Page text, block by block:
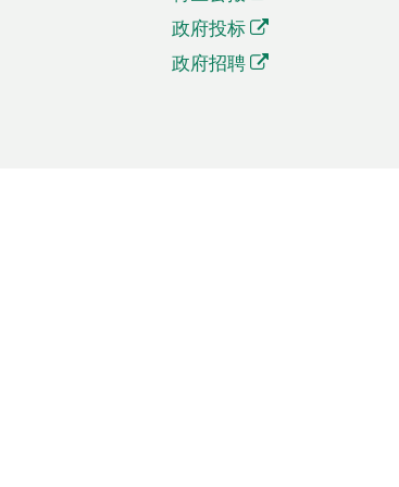
政府投标
政府招聘